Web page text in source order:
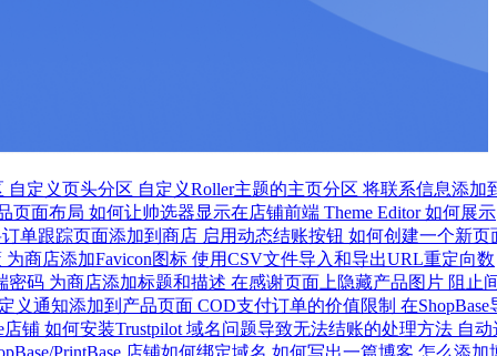
自定义页头分区 自定义Roller主题的主页分区 将联系信息添加
页面布局 如何让帅选器显示在店铺前端 Theme Editor 如何展示
单跟踪页面添加到商店 启用动态结账按钮 如何创建一个新页
为商店添加Favicon图标 使用CSV文件导入和导出URL重定向数
密码 为商店添加标题和描述 在感谢页面上隐藏产品图片 阻止
义通知添加到产品页面 COD支付订单的价值限制 在ShopBase
店铺 如何安装Trustpilot 域名问题导致无法结账的处理方法 自动
PrintBase 店铺如何绑定域名 如何写出一篇博客 怎么添加